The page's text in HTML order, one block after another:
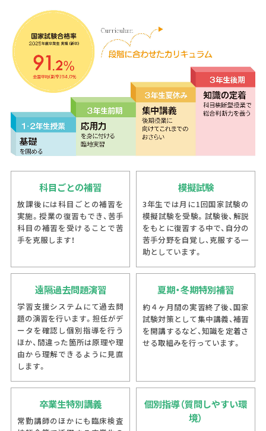
科目ごとの補習
放課後には科目ごとの補習を
実施。授業の復習もでき、苦手
科目の補習を受けることで苦
手を克服します！
模擬試験
3年生では月に1回国家試験の
模擬試験を受験。試験後、解説
をもとに復習する中で、自分の
苦手分野を自覚し、克服する一
助としています。
遠隔過去問題演習
学習支援システムにて過去問
題の演習を行います。担任がデ
ータを確認し個別指導を行う
ほか、間違った箇所は原理や理
由から理解できるように見直
します。
夏期・冬期特別補習
約４ヶ月間の実習終了後、国家
試験対策として集中講義、補習
を開講するなど、知識を定着さ
せる取組みを行っています。
卒業生特別講義
常勤講師のほかにも臨床検査
個別指導（質問しやすい環
境）